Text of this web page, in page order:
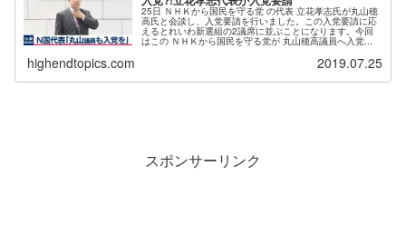
25日 ＮＨＫから国民を守る党 の代表 立花孝志氏が丸山穂
高氏と会談し、入党要請を行いました。この入党要請に応
えるとれいわ新選組の2議席に並ぶことになります。今回
はこの ＮＨＫから国民を守る党が 丸山穂高議員へ入党...
highendtopics.com 2019.07.25
スポンサーリンク